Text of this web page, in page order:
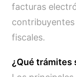
facturas
fiscales.
¿Qué trámites